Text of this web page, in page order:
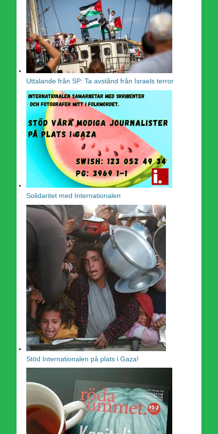
Uttalande från SP: Ta avstånd från Israels terror
Solidaritet med Internationalen
Stöd Internationalen på plats i Gaza!